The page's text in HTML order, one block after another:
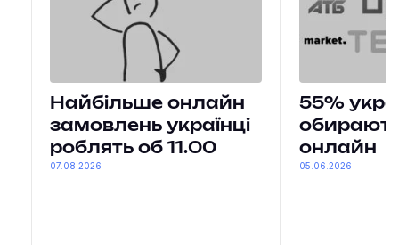
Найбільше онлайн
замовлень українці
роблять об 11.00
07.08.2026
55%
онлайн
05.06.2026